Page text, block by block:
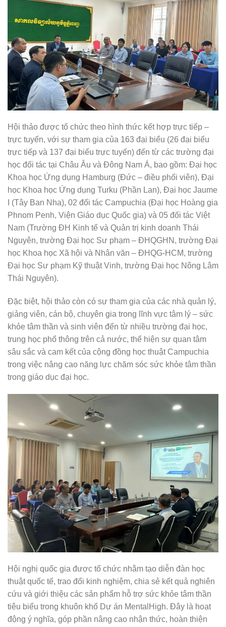
Hội thảo được tổ chức theo hình thức kết hợp trực tiếp –
trực tuyến, với sự tham gia của 163 đại biểu (26 đại biểu
trực tiếp và 137 đại biểu trực tuyến) đến từ các trường đại
học đối tác tại Châu Âu và Đông Nam Á, bao gồm: Đại học
Khoa học Ứng dụng Hamburg (Đức – điều phối viên), Đại
học Khoa học Ứng dụng Turku (Phần Lan), Đại học Jaume
I (Tây Ban Nha), 02 đối tác Campuchia (Đại học Hoàng gia
Phnom Penh, Viện Giáo dục Quốc gia) và 05 đối tác Việt
Nam (Trường ĐH Kinh tế và Quản trị kinh doanh Thái
Nguyên, trường Đại học Sư phạm – ĐHQGHN, trường Đại
học Khoa học Xã hội và Nhân văn – ĐHQG-HCM, trường
Đại học Sư phạm Kỹ thuật Vinh, trường Đại học Nông Lâm
Thái Nguyên).
Đặc biệt, hội thảo còn có sự tham gia của các nhà quản lý,
giảng viên, cán bộ, chuyên gia trong lĩnh vực tâm lý – sức
khỏe tâm thần và sinh viên đến từ nhiều trường đại học,
trung học phổ thông trên cả nước, thể hiện sự quan tâm
sâu sắc và cam kết của cộng đồng học thuật Campuchia
trong việc nâng cao năng lực chăm sóc sức khỏe tâm thần
trong giáo dục đại học.
Hội nghị quốc gia được tổ chức nhằm tạo diễn đàn học
thuật quốc tế, trao đổi kinh nghiệm, chia sẻ kết quả nghiên
cứu và giới thiệu các sản phẩm hỗ trợ sức khỏe tâm thần
tiêu biểu trong khuôn khổ Dự án MentalHigh. Đây là hoạt
động ý nghĩa, góp phần nâng cao nhận thức, hoàn thiện